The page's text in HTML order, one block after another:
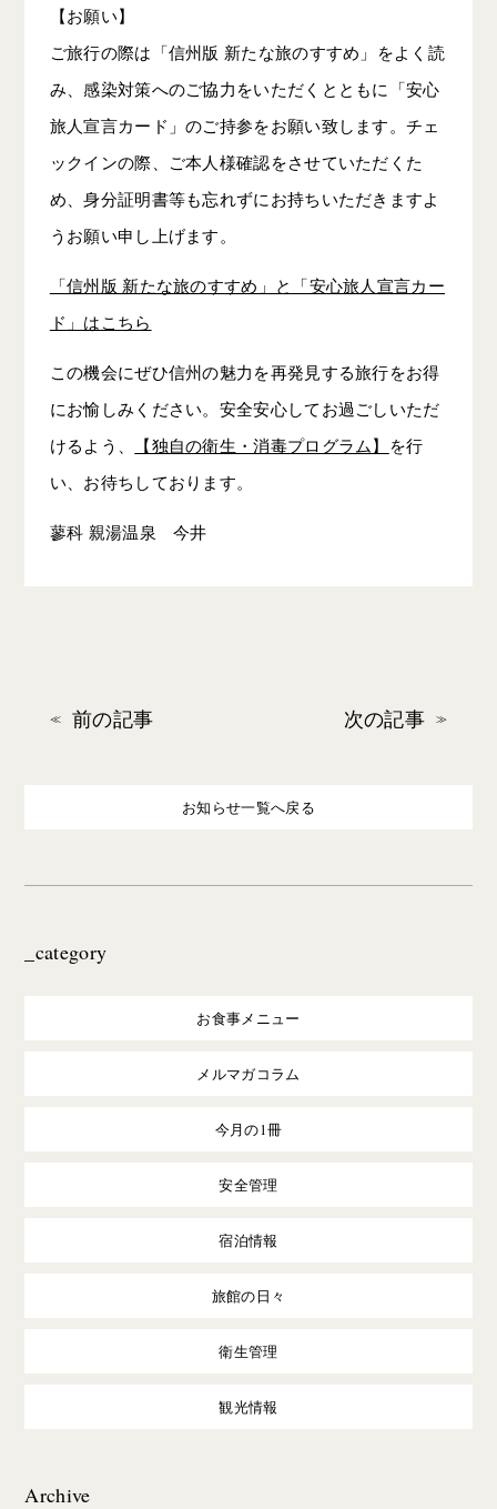
【お願い】
ご旅行の際は「信州版 新たな旅のすすめ」をよく読
み、感染対策へのご協力をいただくとともに「安心
旅人宣言カード」のご持参をお願い致します。チェ
ックインの際、ご本人様確認をさせていただくた
め、身分証明書等も忘れずにお持ちいただきますよ
うお願い申し上げます。
「信州版 新たな旅のすすめ」と「安心旅人宣言カー
ド」はこちら
この機会にぜひ信州の魅力を再発見する旅行をお得
にお愉しみください。安全安心してお過ごしいただ
けるよう、
【独自の衛生・消毒プログラム】 を行
い、お待ちしております。
蓼科 親湯温泉 今井
前の記事 次の記事
お知らせ一覧へ戻る
_category
お食事メニュー
メルマガコラム
今月の1冊
安全管理
宿泊情報
旅館の日々
衛生管理
観光情報
Archive